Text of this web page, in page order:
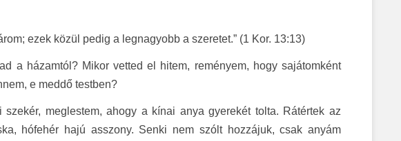
ezek közül pedig a legnagyobb a szeretet.” (1 Kor. 13:13)
a házamtól? Mikor vetted el hitem, reményem, hogy sajátomként
e meddő testben?
meglestem, ahogy a kínai anya gyerekét tolta. Rátértek az
hófehér hajú asszony. Senki nem szólt hozzájuk, csak anyám